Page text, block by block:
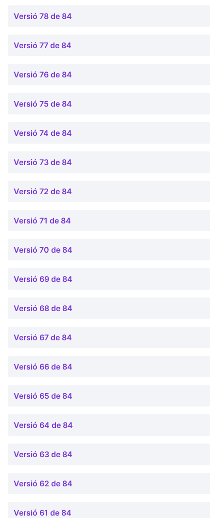
Versió 78 de 84
Versió 77 de 84
Versió 76 de 84
Versió 75 de 84
Versió 74 de 84
Versió 73 de 84
Versió 72 de 84
Versió 71 de 84
Versió 70 de 84
Versió 69 de 84
Versió 68 de 84
Versió 67 de 84
Versió 66 de 84
Versió 65 de 84
Versió 64 de 84
Versió 63 de 84
Versió 62 de 84
Versió 61 de 84